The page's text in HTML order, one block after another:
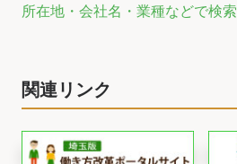
所在地・会社名・業種などで検索
関連リンク